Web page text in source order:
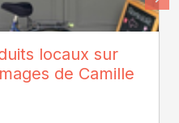
locaux sur
de Camille